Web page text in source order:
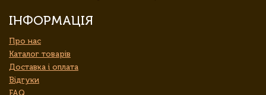
ІНФОРМАЦІЯ
Про нас
Каталог товарів
Доставка і оплата
Відгуки
FAQ